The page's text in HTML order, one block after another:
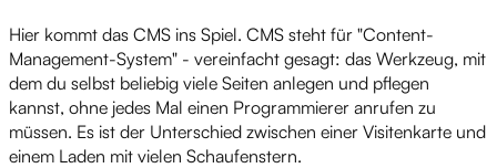
Hier kommt das CMS ins Spiel. CMS steht für "Content-
Management-System" - vereinfacht gesagt: das Werkzeug, mit
dem du selbst beliebig viele Seiten anlegen und pflegen
kannst, ohne jedes Mal einen Programmierer anrufen zu
müssen. Es ist der Unterschied zwischen einer Visitenkarte und
einem Laden mit vielen Schaufenstern.